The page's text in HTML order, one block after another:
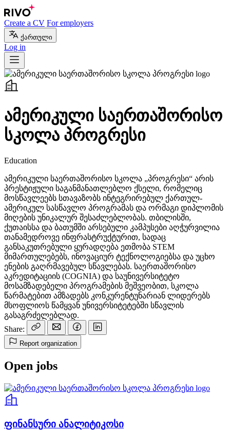
Create a CV For employers
ქართული
Log in
ამერიკული საერთაშორისო
სკოლა პროგრესი
Education
ამერიკული საერთაშორისო სკოლა „პროგრესი“ არის
პრესტიჟული საგანმანათლებლო ქსელი, რომელიც
მოსწავლეებს სთავაზობს ინტეგრირებულ ქართულ-
ამერიკულ სასწავლო პროგრამას და ორმაგი დიპლომის
მიღების უნიკალურ შესაძლებლობას. თბილისში,
ქუთაისსა და ბათუმში არსებული კამპუსები აღჭურვილია
თანამედროვე ინფრასტრუქტურით, სადაც
განსაკუთრებული ყურადღება ეთმობა STEM
მიმართულებებს, ინოვაციურ ტექნოლოგიებსა და უცხო
ენების გაღრმავებულ სწავლებას. საერთაშორისო
აკრედიტაციის (COGNIA) და საუნივერსიტეტო
მოსამზადებელი პროგრამების მეშვეობით, სკოლა
წარმატებით ამზადებს კონკურენტუნარიან ლიდერებს
მსოფლიოს წამყვან უნივერსიტეტებში სწავლის
გასაგრძელებლად.
Share:
Report organization
Open jobs
ფინანსური ანალიტიკოსი